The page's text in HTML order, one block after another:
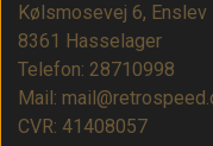
Kølsmosevej 6, Enslev
8361 Hasselager
Telefon: 28710998
Mail:
CVR: 41408057